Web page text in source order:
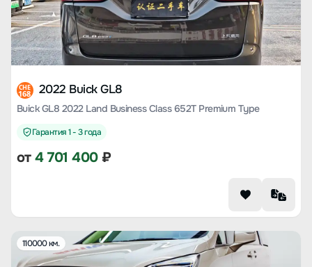
CHE
168 2022 Buick GL8
Buick GL8 2022 Land Business Class 652T Premium Type
Гарантия 1 - 3 года
от4 701 400₽
110000 км.